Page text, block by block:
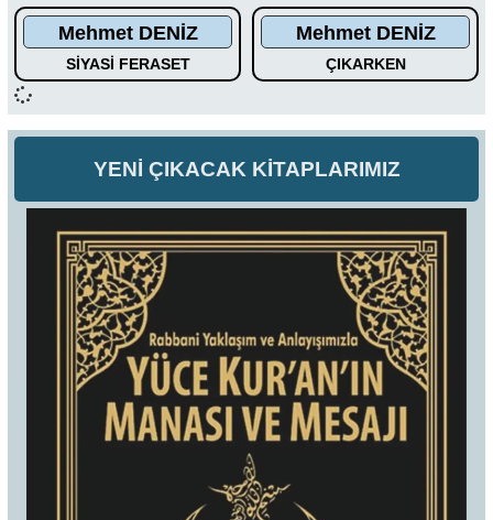
YENİ ÇIKACAK KİTAPLARIMIZ
Mehmet DENİZ
SİYASİ FERASET
Mehmet DENİZ
ÇIKARKEN